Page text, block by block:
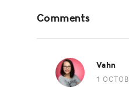
Interactions
Comments
Vahn
1